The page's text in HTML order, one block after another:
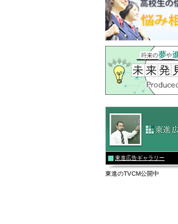
東進広告ギャラリー
東進のTVCM公開中